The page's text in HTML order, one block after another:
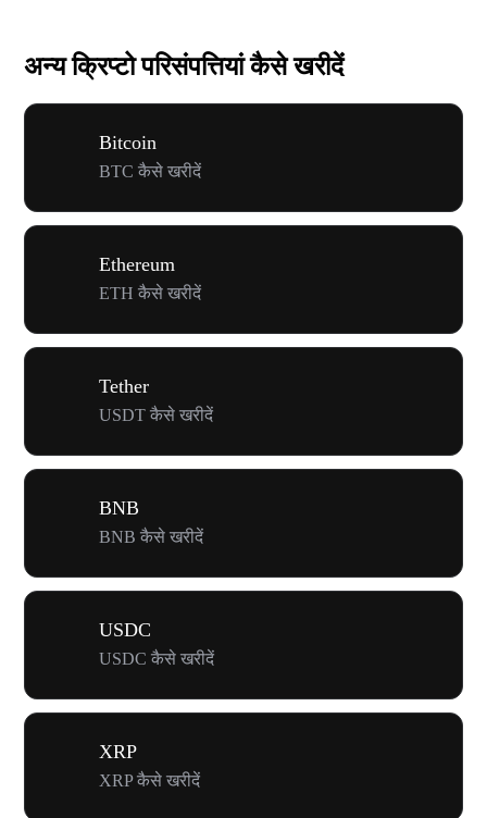
अन्य क्रिप्टो परिसंपत्तियां कैसे खरीदें
Bitcoin
BTC कैसे खरीदें
Ethereum
ETH कैसे खरीदें
Tether
USDT कैसे खरीदें
BNB
BNB कैसे खरीदें
USDC
USDC कैसे खरीदें
XRP
XRP कैसे खरीदें